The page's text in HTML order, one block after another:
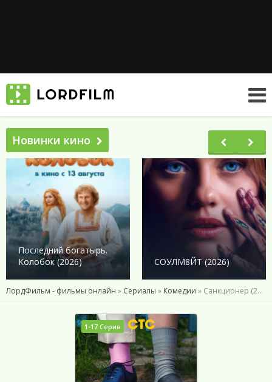
Новинки кино
Последний богатырь.
Колобок (2026)
СОУЛМ8ЙТ (2026)
ЛордФильм - фильмы онлайн » Сериалы » Комедии » Санкционер (2025)
1-17 Серия